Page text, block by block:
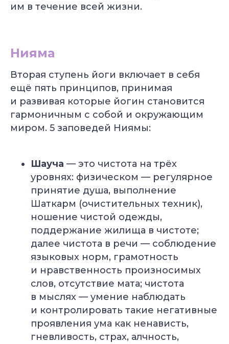
им в течение всей жизни.
Нияма
Вторая ступень йоги включает в себя
ещё пять принципов, принимая
и развивая которые йогин становится
гармоничным с собой и окружающим
миром. 5 заповедей Ниямы:
Шауча — это чистота на трёх
уровнях: физическом — регулярное
принятие душа, выполнение
Шаткарм (очистительных техник),
ношение чистой одежды,
поддержание жилища в чистоте;
далее чистота в речи — соблюдение
языковых норм, грамотность
и нравственность произносимых
слов, отсутствие мата; чистота
в мыслях — умение наблюдать
и контролировать такие негативные
проявления ума как ненависть,
гневливость, страх, алчность,